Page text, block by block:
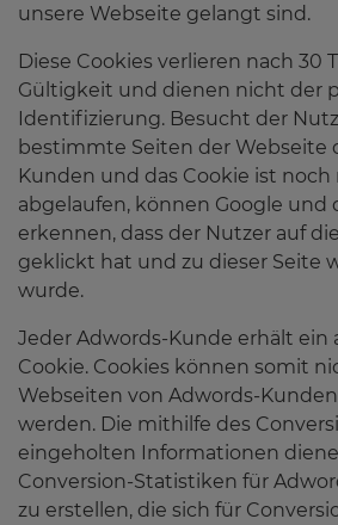
unsere Webseite gelangt sind.
Diese Cookies verlieren nach 30
Gültigkeit und dienen nicht der
Identifizierung. Besucht der
bestimmte Seiten der Webseite
Kunden und das Cookie ist noch
abgelaufen, können Google und
erkennen, dass der Nutzer auf
geklickt hat und zu dieser Seite
wurde.
Jeder Adwords-Kunde erhält ein
Cookie. Cookies können somit
Webseiten von Adwords-
werden. Die mithilfe des
eingeholten Informationen
Conversion-Statistiken für
zu erstellen, die sich für